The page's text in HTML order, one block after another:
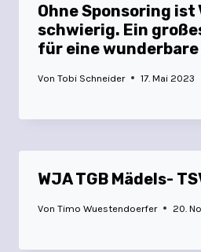
Ohne Sponsoring ist
schwierig. Ein
für eine
Von Tobi Schneider 17. Mai 2023
WJA TGB Mädels-
Von Timo Wuestendoerfer 20.